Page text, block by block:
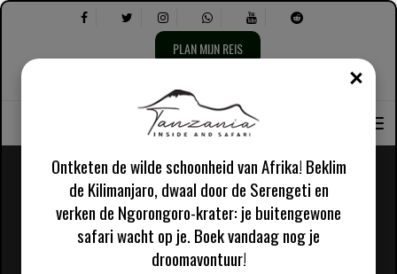
PLAN MIJN REIS
volgende:
Ontketen de wilde schoonheid van Afrika! Beklim
de Kilimanjaro, dwaal door de Serengeti en
verken de Ngorongoro-krater: je buitengewone
safari wacht op je. Boek vandaag nog je
droomavontuur!